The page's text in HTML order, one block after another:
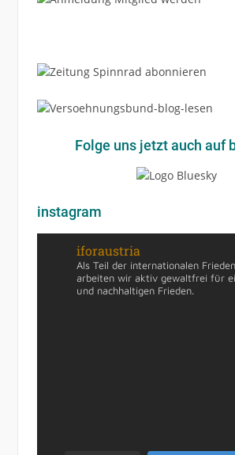
Folge uns jetzt auch auf
instagram
iforaustria
Als Teil der internationalen
arbeiten wir aktiv gewaltfrei für
und nachhaltigen Frieden.